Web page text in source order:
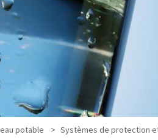
potable Systèmes de protection